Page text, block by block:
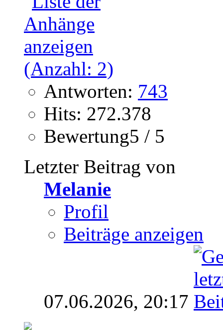
Antworten: 743
Hits: 272.378
Bewertung5 / 5
Letzter Beitrag von
Melanie
Profil
Beiträge anzeigen
07.06.2026, 20:17